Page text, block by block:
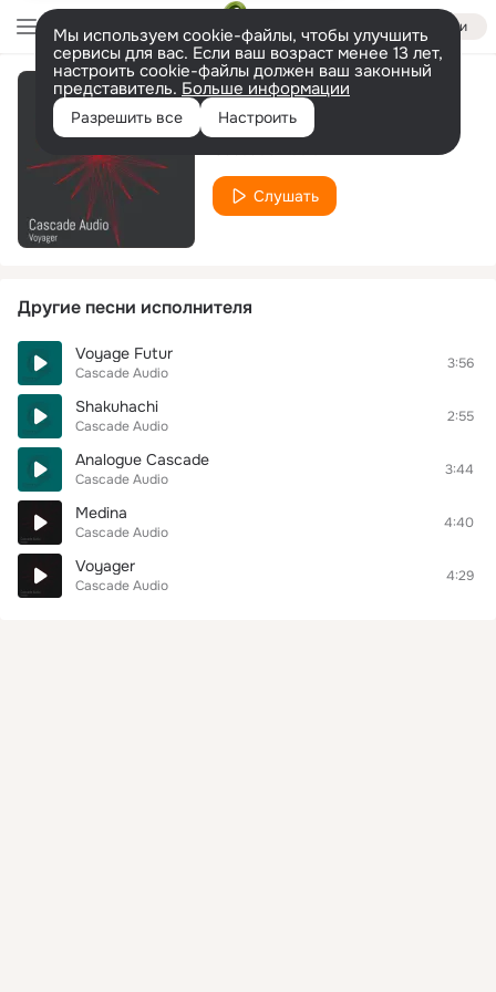
Войти
Мы используем cookie-файлы, чтобы улучшить
сервисы для вас. Если ваш возраст менее 13 лет,
настроить cookie-файлы должен ваш законный
представитель. Больше информации
Разрешить все Настроить
Tisetta
Слушать
Другие песни исполнителя
Voyage Futur
Cascade Audio
3:56
Shakuhachi
Cascade Audio
2:55
Analogue Cascade
Cascade Audio
3:44
Medina
Cascade Audio
4:40
Voyager
Cascade Audio
4:29